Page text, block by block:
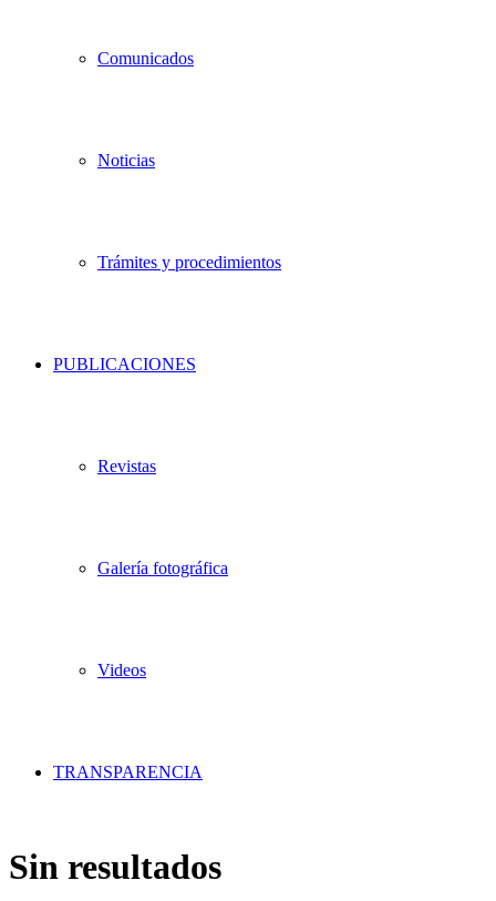
Comunicados
Noticias
Trámites y procedimientos
PUBLICACIONES
Revistas
Galería fotográfica
Videos
TRANSPARENCIA
Sin resultados